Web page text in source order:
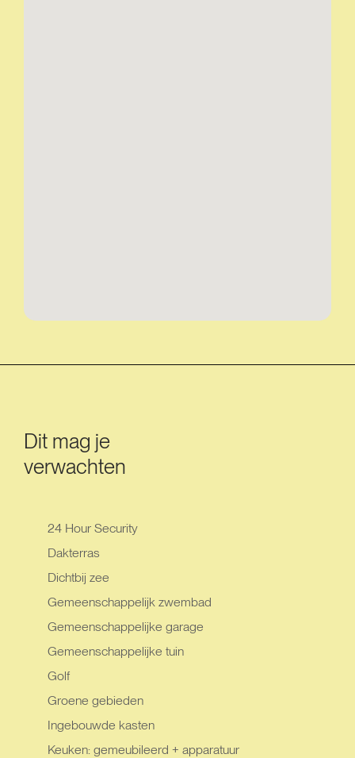
Dit mag je
verwachten
24 Hour Security
Dakterras
Dichtbij zee
Gemeenschappelijk zwembad
Gemeenschappelijke garage
Gemeenschappelijke tuin
Golf
Groene gebieden
Ingebouwde kasten
Keuken: gemeubileerd + apparatuur